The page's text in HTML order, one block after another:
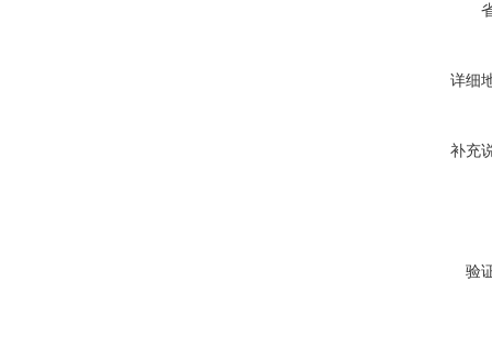
详细
补充
验